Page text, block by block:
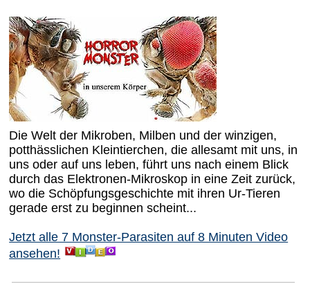
Die Welt der Mikroben, Milben und der winzigen,
potthässlichen Kleintierchen, die allesamt mit uns, in
uns oder auf uns leben, führt uns nach einem Blick
durch das Elektronen-Mikroskop in eine Zeit zurück,
wo die Schöpfungsgeschichte mit ihren Ur-Tieren
gerade erst zu beginnen scheint...
Jetzt alle 7 Monster-Parasiten auf 8 Minuten Video
ansehen!